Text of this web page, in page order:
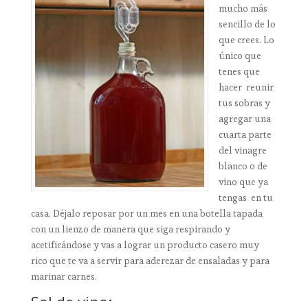
mucho más
sencillo de lo
que crees. Lo
único que
tenes que
hacer reunir
tus sobras y
agregar una
cuarta parte
del vinagre
blanco o de
vino que ya
tengas en tu
casa. Déjalo reposar por un mes en una botella tapada
con un lienzo de manera que siga respirando y
acetificándose y vas a lograr un producto casero muy
rico que te va a servir para aderezar de ensaladas y para
marinar carnes.